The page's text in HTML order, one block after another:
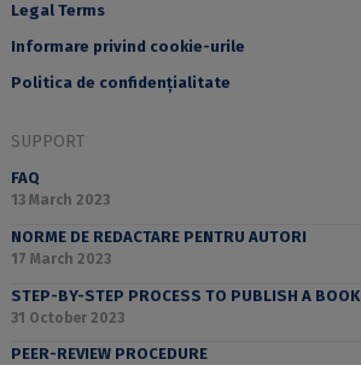
Legal Terms
Informare privind cookie-urile
Politica de confidențialitate
SUPPORT
FAQ
13 March 2023
NORME DE REDACTARE PENTRU AUTORI
17 March 2023
STEP-BY-STEP PROCESS TO PUBLISH A BOOK
31 October 2023
PEER-REVIEW PROCEDURE